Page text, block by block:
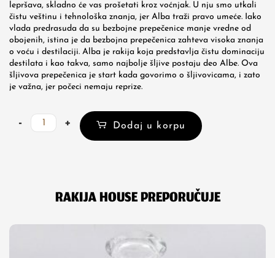
lepršava, skladno će vas prošetati kroz voćnjak. U nju smo utkali
čistu veštinu i tehnološka znanja, jer Alba traži pravo umeće. Iako
vlada predrasuda da su bezbojne prepečenice manje vredne od
obojenih, istina je da bezbojna prepečenica zahteva visoka znanja
o voću i destilaciji. Alba je rakija koja predstavlja čistu dominaciju
destilata i kao takva, samo najbolje šljive postaju deo Albe. Ova
šljivova prepečenica je start kada govorimo o šljivovicama, i zato
je važna, jer počeci nemaju reprize.
-
Zlatni
+ Dodaj u korpu
RAKIJA HOUSE PREPORUČUJE